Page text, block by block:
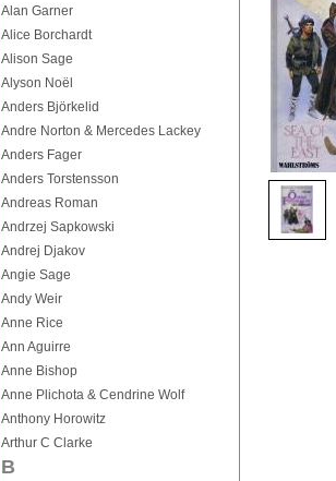
Alan Garner
Alice Borchardt
Alison Sage
Alyson Noël
Anders Björkelid
Andre Norton & Mercedes Lackey
Anders Fager
Anders Torstensson
Andreas Roman
Andrzej Sapkowski
Andrej Djakov
Angie Sage
Andy Weir
Anne Rice
Ann Aguirre
Anne Bishop
Anne Plichota & Cendrine Wolf
Anthony Horowitz
Arthur C Clarke
B